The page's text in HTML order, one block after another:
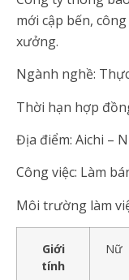
mới cập bến,
xưởng.
Ngành nghề:
Thời hạn hợp
Địa điểm: Aichi –
Công việc: Làm
Môi trường làm
Giới
tính
Nữ